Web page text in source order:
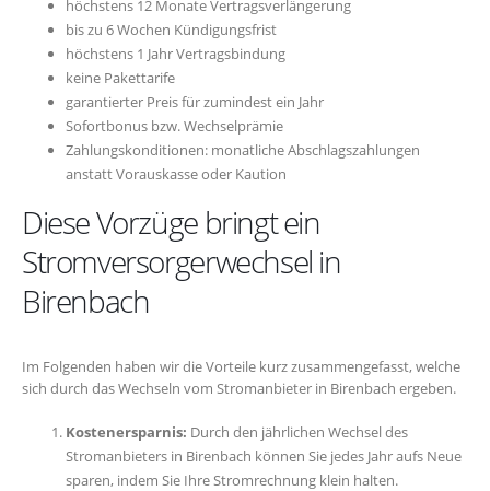
höchstens 12 Monate Vertragsverlängerung
bis zu 6 Wochen Kündigungsfrist
höchstens 1 Jahr Vertragsbindung
keine Pakettarife
garantierter Preis für zumindest ein Jahr
Sofortbonus bzw. Wechselprämie
Zahlungskonditionen: monatliche Abschlagszahlungen
anstatt Vorauskasse oder Kaution
Diese Vorzüge bringt ein
Stromversorgerwechsel in
Birenbach
Im Folgenden haben wir die Vorteile kurz zusammengefasst, welche
sich durch das Wechseln vom Stromanbieter in Birenbach ergeben.
Kostenersparnis: Durch den jährlichen Wechsel des
Stromanbieters in Birenbach können Sie jedes Jahr aufs Neue
sparen, indem Sie Ihre Stromrechnung klein halten.